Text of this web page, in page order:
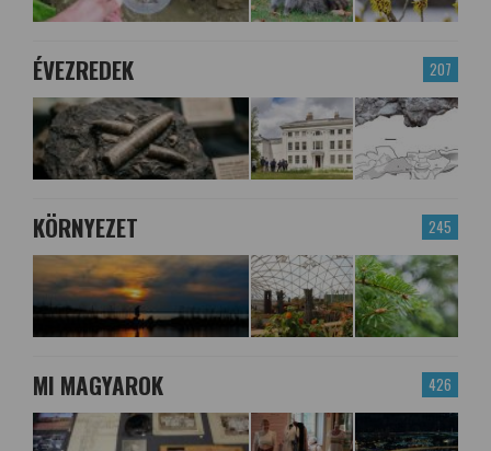
207
ÉVEZREDEK
245
KÖRNYEZET
426
MI MAGYAROK